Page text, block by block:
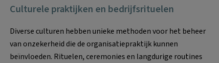
Culturele praktijken en bedrijfsrituelen
Diverse culturen hebben unieke methoden voor het beheer
van onzekerheid die de organisatiepraktijk kunnen
beïnvloeden. Rituelen, ceremonies en langdurige routines